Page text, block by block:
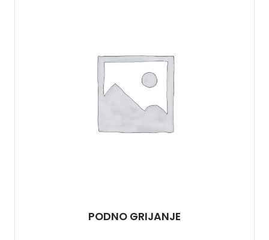
PODNO GRIJANJE